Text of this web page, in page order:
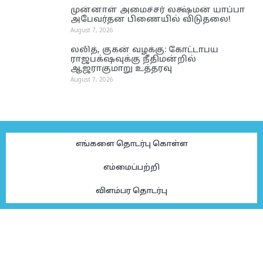
முன்னாள் அமைச்சர் லக்ஷ்மன் யாப்பா
அபேவர்தன பிணையில் விடுதலை!
August 7, 2026
லலித், குகன் வழக்கு: கோட்டாபய
ராஜபக்‌ஷவுக்கு நீதிமன்றில்
ஆஜராகுமாறு உத்தரவு
August 7, 2026
எங்களை தொடர்பு கொள்ள
எம்மைப்பற்றி
விளம்பர தொடர்பு